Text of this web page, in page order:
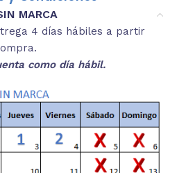
MARCA
4 días hábiles a partir
como día hábil.